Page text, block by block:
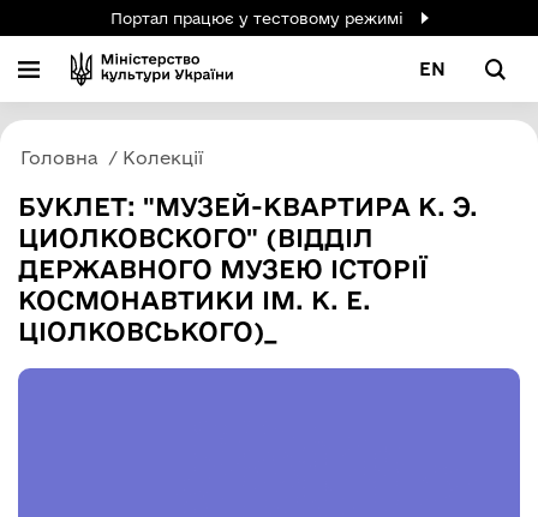
Портал працює у тестовому режимі
EN
Головна Колекції
БУКЛЕТ: "МУЗЕЙ-КВАРТИРА К. Э.
ЦИОЛКОВСКОГО" (ВІДДІЛ
ДЕРЖАВНОГО МУЗЕЮ ІСТОРІЇ
КОСМОНАВТИКИ ІМ. К. Е.
ЦІОЛКОВСЬКОГО)_